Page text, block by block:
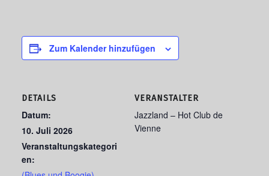
Zum Kalender hinzufügen
DETAILS
Datum:
10. Juli 2026
Veranstaltungskategori
en:
VERANSTALTER
Jazzland – Hot Club de
Vienne